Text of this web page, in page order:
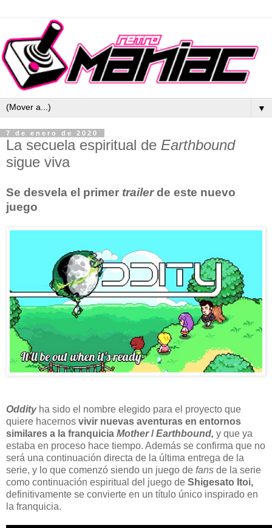
▼
7 de enero de 2020
La secuela espiritual de Earthbound
sigue viva
Se desvela el primer trailerde este nuevo
juego
Oddity ha sido el nombre elegido para el proyecto que
quiere hacernos vivir nuevas aventuras en entornos
similares a la franquicia Mother/Earthbound, y que ya
estaba en proceso hace tiempo. Además se confirma que no
será una continuación directa de la última entrega de la
serie, y lo que comenzó siendo un juego de fans de la serie
como continuación espiritual del juego de Shigesato Itoi,
definitivamente se convierte en un título único inspirado en
la franquicia.